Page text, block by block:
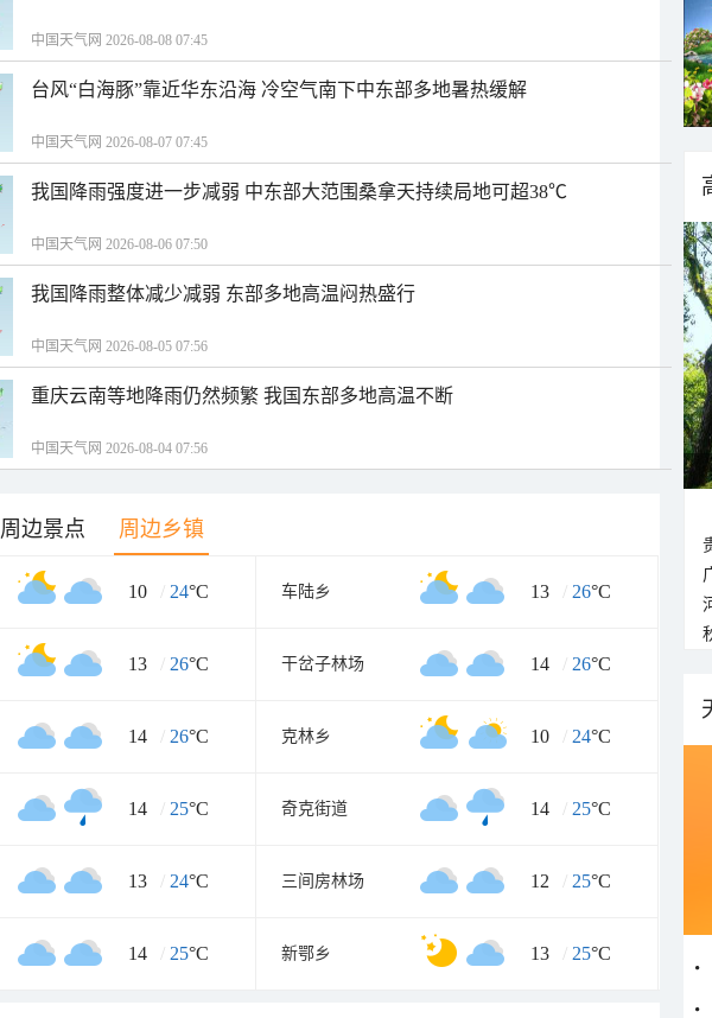
中国天气网 2026-08-08 07:45
台风“白海豚”靠近华东沿海 冷空气南下中东部多地暑热缓解
中国天气网 2026-08-07 07:45
我国降雨强度进一步减弱 中东部大范围桑拿天持续局地可超38℃
中国天气网 2026-08-06 07:50
我国降雨整体减少减弱 东部多地高温闷热盛行
中国天气网 2026-08-05 07:56
重庆云南等地降雨仍然频繁 我国东部多地高温不断
中国天气网 2026-08-04 07:56
周边景点 周边乡镇
10 / 24°C 车陆乡 13 / 26°C
13 / 26°C 干岔子林场 14 / 26°C
14 / 26°C 克林乡 10 / 24°C
14 / 25°C 奇克街道 14 / 25°C
13 / 24°C 三间房林场 12 / 25°C
14 / 25°C 新鄂乡 13 / 25°C